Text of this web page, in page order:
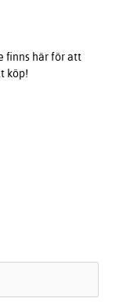
finns här för att
köp!